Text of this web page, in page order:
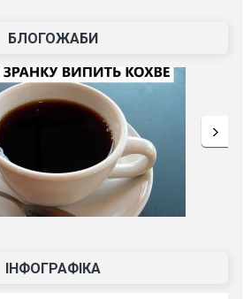
БЛОГОЖАБИ
ІНФОГРАФІКА